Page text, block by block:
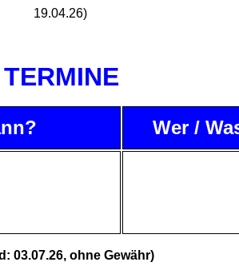
19.04.26)
TERMINE
Wer /
03.07.26, ohne Gewähr)